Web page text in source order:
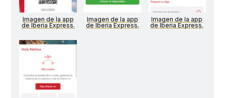
Imagen de la app
de Iberia Express.
Imagen de la app
de Iberia Express.
Imagen de la app
de Iberia Express.